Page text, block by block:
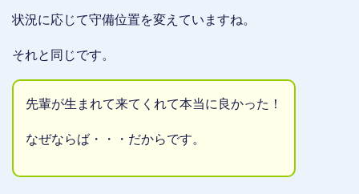
状況に応じて守備位置を変えていますね。
それと同じです。
先輩が生まれて来てくれて本当に良かった！
なぜならば・・・だからです。